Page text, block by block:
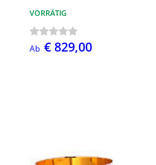
VORRÄTIG
Ab € 829,00